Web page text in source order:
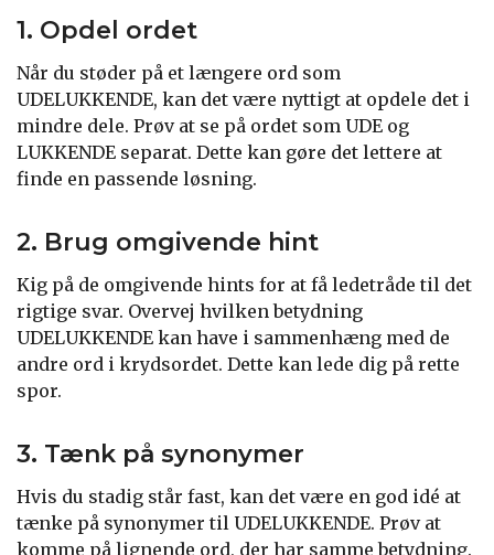
1. Opdel ordet
Når du støder på et længere ord som
UDELUKKENDE, kan det være nyttigt at opdele det i
mindre dele. Prøv at se på ordet som UDE og
LUKKENDE separat. Dette kan gøre det lettere at
finde en passende løsning.
2. Brug omgivende hint
Kig på de omgivende hints for at få ledetråde til det
rigtige svar. Overvej hvilken betydning
UDELUKKENDE kan have i sammenhæng med de
andre ord i krydsordet. Dette kan lede dig på rette
spor.
3. Tænk på synonymer
Hvis du stadig står fast, kan det være en god idé at
tænke på synonymer til UDELUKKENDE. Prøv at
komme på lignende ord, der har samme betydning.